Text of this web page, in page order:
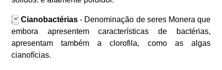
Cianobactérias - Denominação de seres Monera que
embora apresentem características de bactérias,
apresentam também a clorofila, como as algas
cianofícias.